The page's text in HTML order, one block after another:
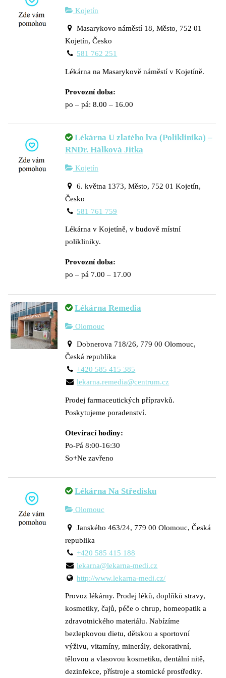
Kojetín
Masarykovo náměstí 18, Město, 752 01
Kojetín, Česko
581 762 251
Lékárna na Masarykově náměstí v Kojetíně.
Provozní doba:
po – pá: 8.00 – 16.00
Lékárna U zlatého lva (Poliklinika) –
RNDr. Hálková Jitka
Kojetín
6. května 1373, Město, 752 01 Kojetín,
Česko
581 761 759
Lékárna v Kojetíně, v budově místní
polikliniky.
Provozní doba:
po – pá 7.00 – 17.00
Lékárna Remedia
Olomouc
Dobnerova 718/26, 779 00 Olomouc,
Česká republika
+420 585 415 385
lekarna.remedia@centrum.cz
Prodej farmaceutických přípravků.
Poskytujeme poradenství.
Otevírací hodiny:
Po-Pá 8:00-16:30
So+Ne zavřeno
Lékárna Na Středisku
Olomouc
Janského 463/24, 779 00 Olomouc, Česká
republika
+420 585 415 188
lekarna@lekarna-medi.cz
http://www.lekarna-medi.cz/
Provoz lékárny. Prodej léků, doplňků stravy,
kosmetiky, čajů, péče o chrup, homeopatik a
zdravotnického materiálu. Nabízíme
bezlepkovou dietu, dětskou a sportovní
výživu, vitamíny, minerály, dekorativní,
tělovou a vlasovou kosmetiku, dentální nitě,
dezinfekce, přístroje a stomické prostředky.